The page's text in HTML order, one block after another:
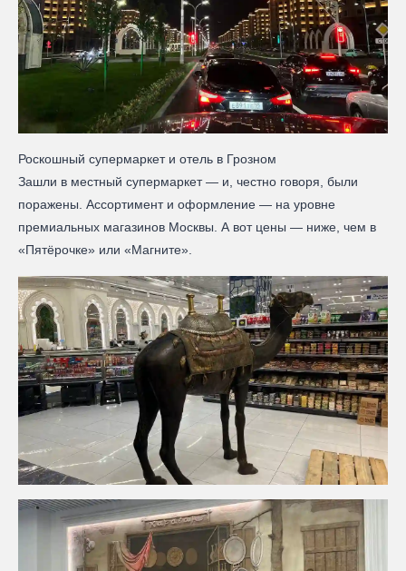
Роскошный супермаркет и отель в Грозном
Зашли в местный супермаркет — и, честно говоря, были
поражены. Ассортимент и оформление — на уровне
премиальных магазинов Москвы. А вот цены — ниже, чем в
«Пятёрочке» или «Магните».